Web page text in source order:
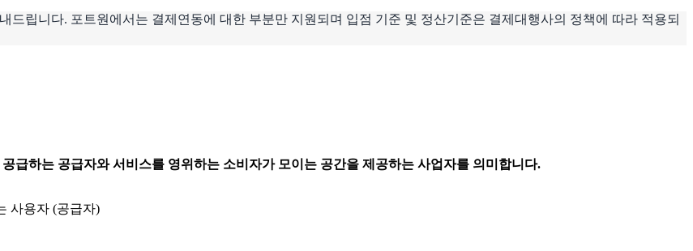
립니다. 포트원에서는 결제연동에 대한 부분만 지원되며 입점 기준 및 정산기준은 결제대행사의 정책에 따라 적용되
급하는 공급자와 서비스를 영위하는 소비자가 모이는 공간을 제공하는 사업자를 의미합니다.
사용자 (공급자)